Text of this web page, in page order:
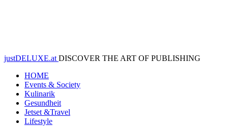
justDELUXE.at DISCOVER THE ART OF PUBLISHING
HOME
Events & Society
Kulinarik
Gesundheit
Jetset &Travel
Lifestyle